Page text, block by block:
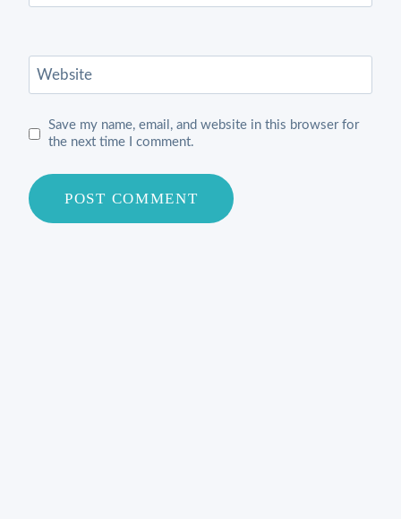
Website
Save my name, email, and website in this browser for
the next time I comment.